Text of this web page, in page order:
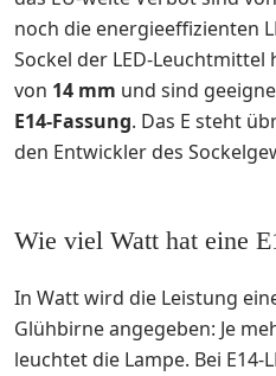
noch die energieeffizienten
Sockel der LED-
von 14 mm und sind
E14-Fassung. Das E steht
den Entwickler des
Wie viel Watt hat eine
In Watt wird die Leistung
Glühbirne angegeben: Je
leuchtet die Lampe. Bei E14-